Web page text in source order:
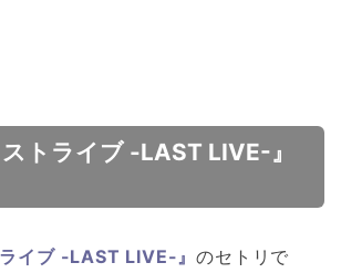
トライブ -LAST LIVE-』
イブ -LAST LIVE-』のセトリで